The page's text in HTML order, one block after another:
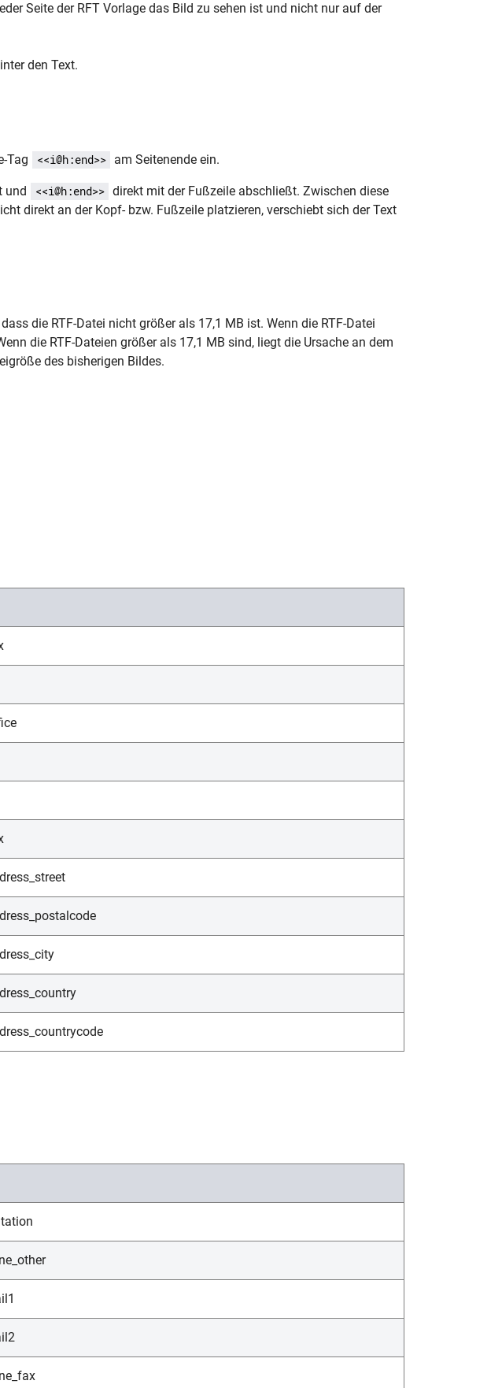
Seite der RFT Vorlage das Bild zu sehen ist und nicht nur auf der
den Text.
Tag <<i@h:end>> am Seitenende ein.
und <<i@h:end>> direkt mit der Fußzeile abschließt. Zwischen diese
direkt an der Kopf- bzw. Fußzeile platzieren, verschiebt sich der Text
die RTF-Datei nicht größer als 17,1 MB ist. Wenn die RTF-Datei
die RTF-Dateien größer als 17,1 MB sind, liegt die Ursache an dem
des bisherigen Bildes.